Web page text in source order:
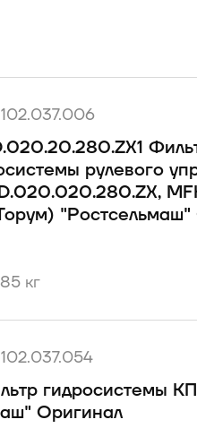
102.037.006
рулевого
кг
102.037.054
гидросистемы
Оригинал